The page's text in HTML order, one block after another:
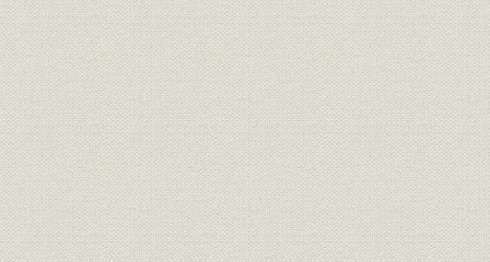
丸ビルは還暦を迎えた(昭和58年)
黄昏時の屋上ビアガーデン[菱芸出版]
大手町の初夏の風物詩、カルガモの引っ越し[共同通信社]
宮城・オニコウベスキー場
ロサンゼルス郊外のリゾート開発
工事が進む横浜ランドマークタワーと起工式